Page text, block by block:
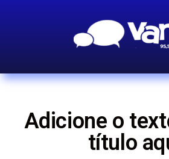
Adicione o
título